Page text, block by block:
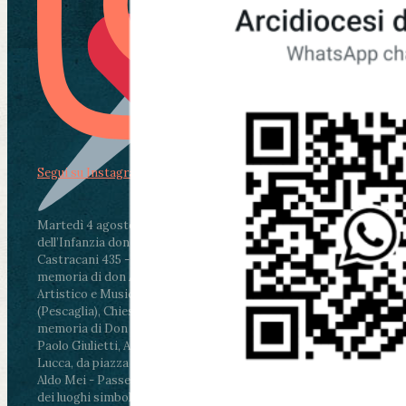
Martedì 4 agosto2026
ore 11:30 - Lucca, Scuola
dell’Infanzia don Aldo Mei - Viale Castruccio
Castracani 435 - Inaugurazione murales in
memoria di don Aldo Mei curato dal Liceo
Artistico e Musicale “Passaglia”
ore 18 - Fiano
(Pescaglia), Chiesa parrocchiale - Messa in
memoria di Don Aldo Mei celebrata da mons.
Paolo Giulietti, Arcivescovo di Lucca
ore 20.30 -
Lucca, da piazza San Michele al Cippo di don
Aldo Mei - Passeggiata della Memoria in alcuni
dei luoghi simbolo della città. Ritrovo alle ore
Segui su Instagram